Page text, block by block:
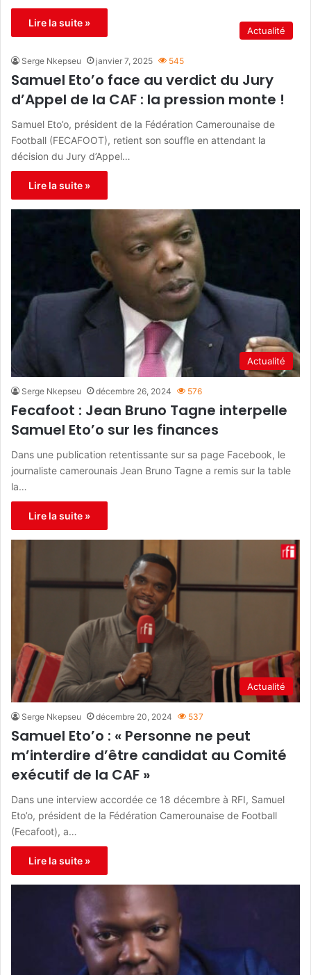
Lire la suite »
Actualité
Serge Nkepseu janvier 7, 2025 545
Samuel Eto’o face au verdict du Jury
d’Appel de la CAF : la pression monte !
Samuel Eto’o, président de la Fédération Camerounaise de
Football (FECAFOOT), retient son souffle en attendant la
décision du Jury d’Appel…
Lire la suite »
Actualité
Serge Nkepseu décembre 26, 2024 576
Fecafoot : Jean Bruno Tagne interpelle
Samuel Eto’o sur les finances
Dans une publication retentissante sur sa page Facebook, le
journaliste camerounais Jean Bruno Tagne a remis sur la table
la…
Lire la suite »
Actualité
Serge Nkepseu décembre 20, 2024 537
Samuel Eto’o : « Personne ne peut
m’interdire d’être candidat au Comité
exécutif de la CAF »
Dans une interview accordée ce 18 décembre à RFI, Samuel
Eto’o, président de la Fédération Camerounaise de Football
(Fecafoot), a…
Lire la suite »